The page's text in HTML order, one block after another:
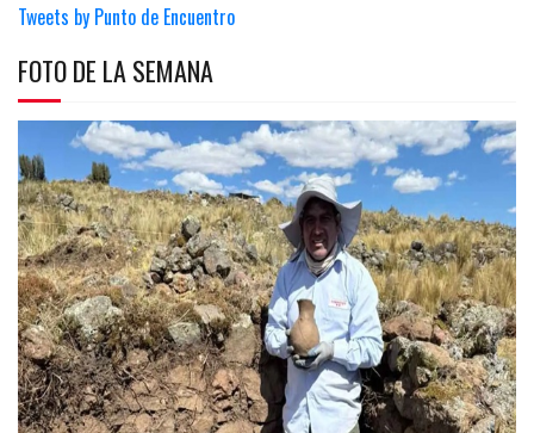
Tweets by Punto de Encuentro
FOTO DE LA SEMANA